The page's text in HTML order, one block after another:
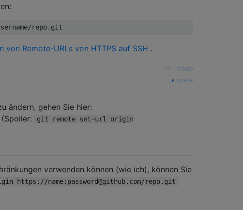
von Remote-URLs von HTTPS auf SSH .
Tekkub
quelle
ändern, gehen Sie hier:
(Spoiler:
git remote set-url origin
verwenden können (wie ich), können Sie
https://name:password@github.com/repo.git